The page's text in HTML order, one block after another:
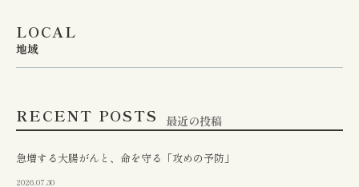
LOCAL
地域
RECENT POSTS 最近の投稿
急増する大腸がんと、命を守る「攻めの予防」
2026.07.30